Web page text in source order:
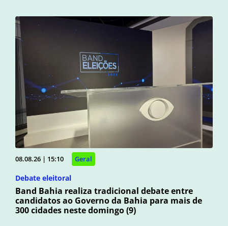
08.08.26 | 15:10 Geral
Debate eleitoral
Band Bahia realiza tradicional debate entre
candidatos ao Governo da Bahia para mais de
300 cidades neste domingo (9)